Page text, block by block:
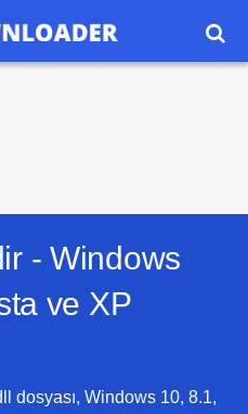

- Windows
ve XP
dosyası, Windows 10, 8.1,